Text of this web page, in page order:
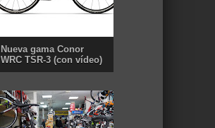
Nueva gama Conor
WRC TSR-3 (con vídeo)